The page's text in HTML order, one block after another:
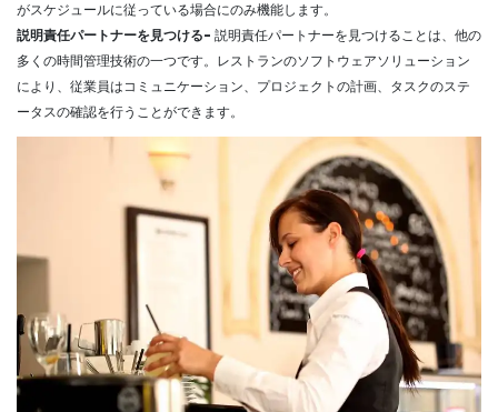
がスケジュールに従っている場合にのみ機能します。
説明責任パートナーを見つける- 説明責任パートナーを見つけることは、他の
多くの時間管理技術の一つです。レストランのソフトウェアソリューション
により、従業員はコミュニケーション、プロジェクトの計画、タスクのステ
ータスの確認を行うことができます。